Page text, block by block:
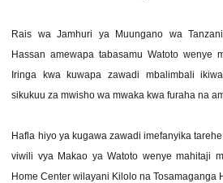
Rais wa Jamhuri ya Muungano wa
Hassan amewapa tabasamu Watoto wenye
Iringa kwa kuwapa zawadi mbalimbali
sikukuu za mwisho wa mwaka kwa furaha na
Hafla hiyo ya kugawa zawadi imefanyika
viwili vya Makao ya Watoto wenye mahitaji
Home Center wilayani Kilolo na Tosamaganga